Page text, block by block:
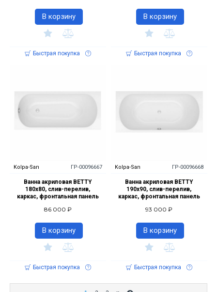
В корзину
Быстрая покупка
В корзину
Быстрая покупка
Kolpa-San ГР-00096667
Ванна акриловая BETTY
180х80, слив-перелив,
каркас, фронтальная панель
86 000 ₽
В корзину
Быстрая покупка
Kolpa-San ГР-00096668
Ванна акриловая BETTY
190х90, слив-перелив,
каркас, фронтальная панель
93 000 ₽
В корзину
Быстрая покупка